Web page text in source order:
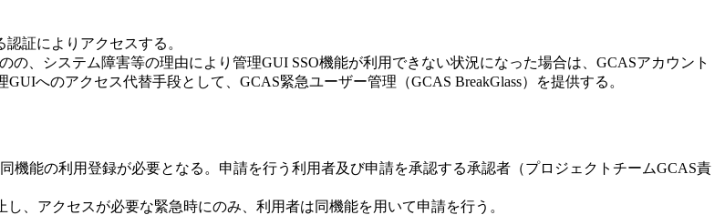
証によりアクセスする。
、システム障害等の理由により管理GUI SSO機能が利用できない状況になった場合は、GCASアカウント
へのアクセス代替手段として、GCAS緊急ユーザー管理（GCAS BreakGlass）を提供する。
機能の利用登録が必要となる。申請を行う利用者及び申請を承認する承認者（プロジェクトチームGCAS責
、アクセスが必要な緊急時にのみ、利用者は同機能を用いて申請を行う。